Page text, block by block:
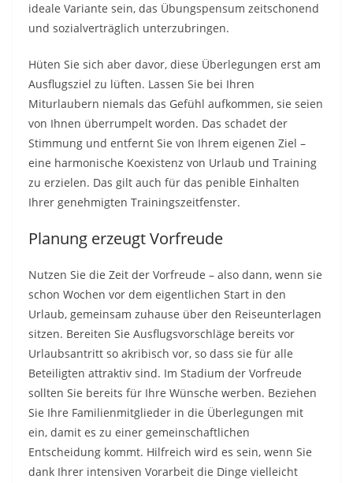
ideale Variante sein, das Übungspensum zeitschonend
und sozialverträglich unterzubringen.
Hüten Sie sich aber davor, diese Überlegungen erst am
Ausflugsziel zu lüften. Lassen Sie bei Ihren
Miturlaubern niemals das Gefühl aufkommen, sie seien
von Ihnen überrumpelt worden. Das schadet der
Stimmung und entfernt Sie von Ihrem eigenen Ziel –
eine harmonische Koexistenz von Urlaub und Training
zu erzielen. Das gilt auch für das penible Einhalten
Ihrer genehmigten Trainingszeitfenster.
Planung erzeugt Vorfreude
Nutzen Sie die Zeit der Vorfreude – also dann, wenn sie
schon Wochen vor dem eigentlichen Start in den
Urlaub, gemeinsam zuhause über den Reiseunterlagen
sitzen. Bereiten Sie Ausflugsvorschläge bereits vor
Urlaubsantritt so akribisch vor, so dass sie für alle
Beteiligten attraktiv sind. Im Stadium der Vorfreude
sollten Sie bereits für Ihre Wünsche werben. Beziehen
Sie Ihre Familienmitglieder in die Überlegungen mit
ein, damit es zu einer gemeinschaftlichen
Entscheidung kommt. Hilfreich wird es sein, wenn Sie
dank Ihrer intensiven Vorarbeit die Dinge vielleicht